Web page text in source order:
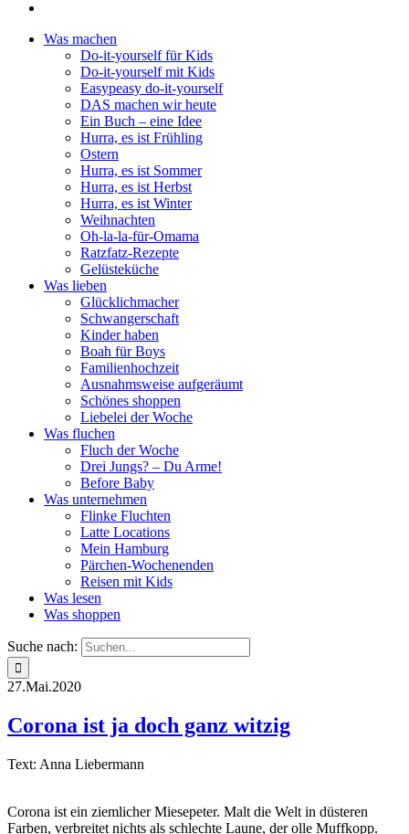
Was machen
Do-it-yourself für Kids
Do-it-yourself mit Kids
Easypeasy do-it-yourself
DAS machen wir heute
Ein Buch – eine Idee
Hurra, es ist Frühling
Ostern
Hurra, es ist Sommer
Hurra, es ist Herbst
Hurra, es ist Winter
Weihnachten
Oh-la-la-für-Omama
Ratzfatz-Rezepte
Gelüsteküche
Was lieben
Glücklichmacher
Schwangerschaft
Kinder haben
Boah für Boys
Familienhochzeit
Ausnahmsweise aufgeräumt
Schönes shoppen
Liebelei der Woche
Was fluchen
Fluch der Woche
Drei Jungs? – Du Arme!
Before Baby
Was unternehmen
Flinke Fluchten
Latte Locations
Mein Hamburg
Pärchen-Wochenenden
Reisen mit Kids
Was lesen
Was shoppen
Suche nach:
27.Mai.2020
Corona ist ja doch ganz witzig
Text: Anna Liebermann
Corona ist ein ziemlicher Miesepeter. Malt die Welt in düsteren
Farben, verbreitet nichts als schlechte Laune, der olle Muffkopp.